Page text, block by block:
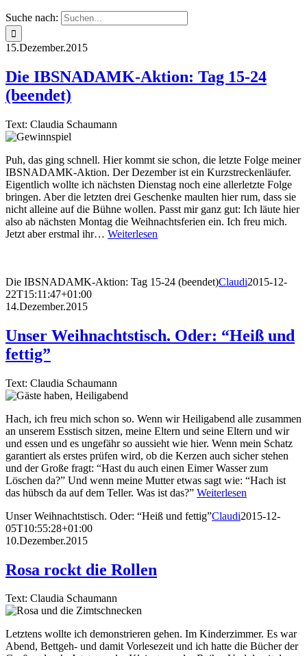
Suche nach:
15.Dezember.2015
Die IBSNADAMK-Aktion: Tag 15-24
(beendet)
Text: Claudia Schaumann
Puh, das ging schnell. Hier kommt sie schon, die letzte Folge meiner
IBSNADAMK-Aktion. Der Dezember ist ein Kurzstreckenläufer.
Eigentlich wollte ich nächsten Dienstag noch eine allerletzte Folge
bringen. Aber die letzten drei Geschenke maulten hier rum, dass sie
nicht alleine auf die Bühne wollen. Passt mir ganz gut: Ich läute hier
also ab nächsten Montag die Weihnachtsferien ein. Ich freu mich.
Jetzt aber erstmal ihr… Weiterlesen
Die IBSNADAMK-Aktion: Tag 15-24 (beendet)Claudi2015-12-
22T15:11:47+01:00
14.Dezember.2015
Unser Weihnachtstisch. Oder: “Heiß und
fettig”
Text: Claudia Schaumann
Hach, ich freu mich schon so. Wenn wir Heiligabend alle zusammen
an unserem Esstisch sitzen, meine Eltern und seine Eltern und wir
und essen und es ungefähr so aussieht wie hier. Wenn mein Schatz
garantiert als erstes prüfen wird, ob die Kerzen auch sicher stehen
und der Große fragt: “Hast du auch einen Eimer Wasser zum
Löschen da?” Und wenn meine Mutter etwas sagt wie: “Hach ist
das hübsch da auf dem Teller. Was ist das?” Weiterlesen
Unser Weihnachtstisch. Oder: “Heiß und fettig”Claudi2015-12-
05T10:55:28+01:00
10.Dezember.2015
Rosa rockt die Rollen
Text: Claudia Schaumann
Letztens wollte ich demonstrieren gehen. Im Kinderzimmer. Es war
Abend, Bettgeh- und damit Vorlesezeit und ich hatte die Bücher der